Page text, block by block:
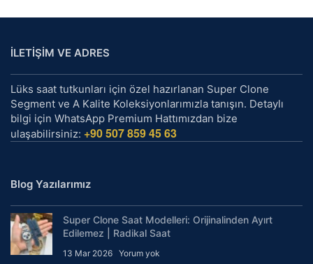
İLETİŞİM VE ADRES
Lüks saat tutkunları için özel hazırlanan Super Clone
Segment ve A Kalite Koleksiyonlarımızla tanışın. Detaylı
bilgi için WhatsApp Premium Hattımızdan bize
ulaşabilirsiniz: +90 507 859 45 63
Blog Yazılarımız
Super Clone Saat Modelleri: Orijinalinden Ayırt
Edilemez | Radikal Saat
13 Mar 2026 Yorum yok